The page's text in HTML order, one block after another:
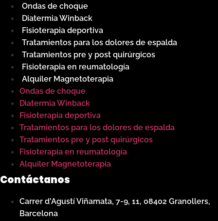
Ondas de choque
Diatermia Winback
Fisioterapia deportiva
Tratamientos para los dolores de espalda
Tratamientos pre y post quirúrgicos
Fisioterapia en reumatología
Alquiler Magnetoterapia
Ondas de choque
Diatermia Winback
Fisioterapia deportiva
Tratamientos para los dolores de espalda
Tratamientos pre y post quirúrgicos
Fisioterapia en reumatología
Alquiler Magnetoterapia
Contáctanos
Carrer d'Agustí Viñamata, 7-9, 11, 08402 Granollers,
Barcelona